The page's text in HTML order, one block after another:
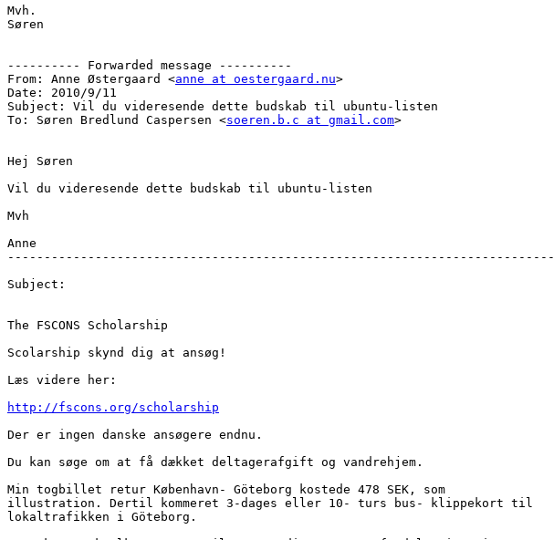
Mvh.
Søren
---------- Forwarded message ----------
From: Anne Østergaard <anne at oestergaard.nu>
Date: 2010/9/11
Subject: Vil du videresende dette budskab til ubuntu-listen
To: Søren Bredlund Caspersen <soeren.b.c at gmail.com>
Hej Søren
Vil du videresende dette budskab til ubuntu-listen
Mvh
Anne
---------------------------------------------------------------------------
Subject:
﻿﻿The FSCONS Scholarship
Scolarship skynd dig at ansøg!
Læs videre her:
http://fscons.org/scholarship
Der er ingen danske ansøgere endnu.
Du kan søge om at få dækket deltagerafgift og vandrehjem.
Min togbillet retur København- Göteborg kostede 478 SEK, som
illustration. Dertil kommeret 3-dages eller 10- turs bus- klippekort til
lokaltrafikken i Göteborg.